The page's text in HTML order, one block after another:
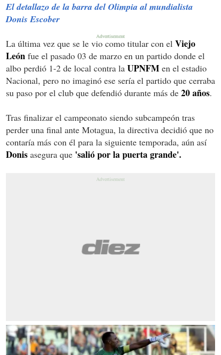
El detallazo de la barra del Olimpia al mundialista
Donis Escober
La última vez que se le vio como titular con el Viejo
León fue el pasado 03 de marzo en un partido donde el
albo perdió 1-2 de local contra la UPNFM en el estadio
Nacional, pero no imaginó ese sería el partido que cerraba
su paso por el club que defendió durante más de 20 años.
Tras finalizar el campeonato siendo subcampeón tras
perder una final ante Motagua, la directiva decidió que no
contaría más con él para la siguiente temporada, aún así
Donis asegura que 'salió por la puerta grande'.